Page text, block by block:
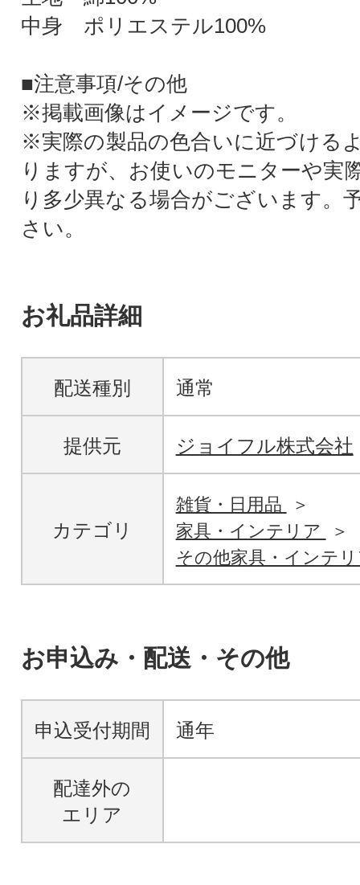
中身 ポリエステル100%
■注意事項/その他
※掲載画像はイメージです。
※実際の製品の色合いに近づける
りますが、お使いのモニターや実
り多少異なる場合がございます。
さい。
お礼品詳細
配送種別 通常
提供元 ジョイフル株式会社
カテゴリ
雑貨・日用品
家具・インテリア
その他家具・インテ
お申込み・配送・その他
申込受付期間 通年
配達外の
エリア